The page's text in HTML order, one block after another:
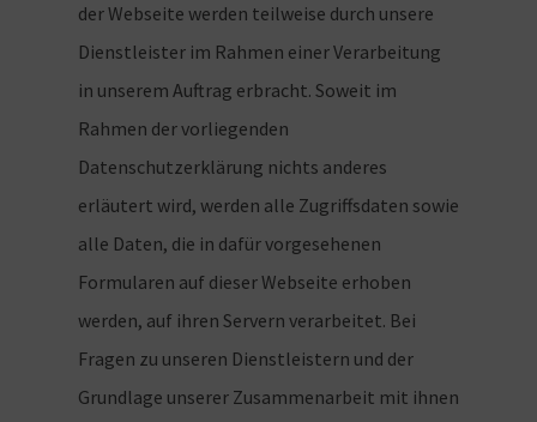
der Webseite werden teilweise durch unsere
Dienstleister im Rahmen einer Verarbeitung
in unserem Auftrag erbracht. Soweit im
Rahmen der vorliegenden
Datenschutzerklärung nichts anderes
erläutert wird, werden alle Zugriffsdaten sowie
alle Daten, die in dafür vorgesehenen
Formularen auf dieser Webseite erhoben
werden, auf ihren Servern verarbeitet. Bei
Fragen zu unseren Dienstleistern und der
Grundlage unserer Zusammenarbeit mit ihnen